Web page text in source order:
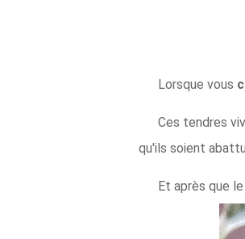
Lorsque vous
Ces tendres
qu'ils soient
Et après que